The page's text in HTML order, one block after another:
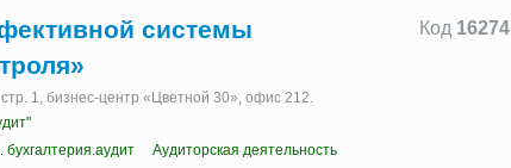
Код 16274
системы
1, бизнес-центр «Цветной 30», офис 212.
Аудиторская деятельность